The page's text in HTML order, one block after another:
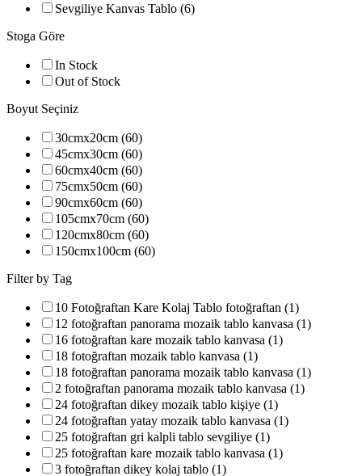
Sevgiliye Kanvas Tablo (6)
Stoga Göre
In Stock
Out of Stock
Boyut Seçiniz
30cmx20cm (60)
45cmx30cm (60)
60cmx40cm (60)
75cmx50cm (60)
90cmx60cm (60)
105cmx70cm (60)
120cmx80cm (60)
150cmx100cm (60)
Filter by Tag
10 Fotoğraftan Kare Kolaj Tablo fotoğraftan (1)
12 fotoğraftan panorama mozaik tablo kanvasa (1)
16 fotoğraftan kare mozaik tablo kanvasa (1)
18 fotoğraftan mozaik tablo kanvasa (1)
18 fotoğraftan panorama mozaik tablo kanvasa (1)
2 fotoğraftan panorama mozaik tablo kanvasa (1)
24 fotoğraftan dikey mozaik tablo kişiye (1)
24 fotoğraftan yatay mozaik tablo kanvasa (1)
25 fotoğraftan gri kalpli tablo sevgiliye (1)
25 fotoğraftan kare mozaik tablo kanvasa (1)
3 fotoğraftan dikey kolaj tablo (1)